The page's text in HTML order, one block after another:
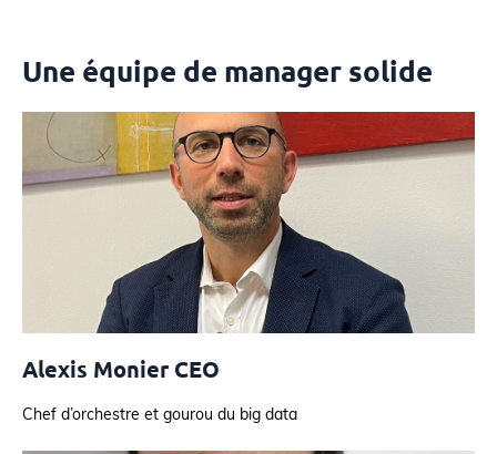
Une équipe de manager solide
Alexis Monier CEO
Chef d’orchestre et gourou du big data